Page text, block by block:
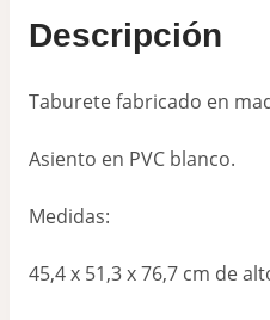
Descripción
Taburete fabricado en
Asiento en PVC blanco.
Medidas:
45,4 x 51,3 x 76,7 cm de